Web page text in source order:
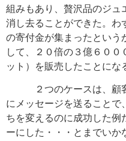
組みもあり、贅沢品のジュ
消し去ることができた。わ
の寄付金が集まったという
して、２０倍の３億６００
ット）を販売したことにな
２つのケースは、顧客
にメッセージを送ることで
ちを変えるのに成功した例
ーにした・・・とまでいか